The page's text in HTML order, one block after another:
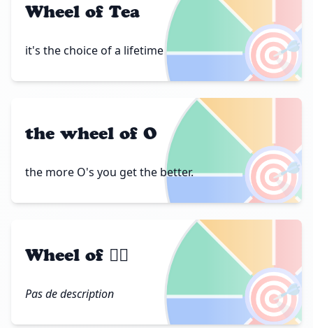
🎯
Wheel of Tea
it's the choice of a lifetime
🎯
the wheel of O
the more O's you get the better.
🎯
Wheel of ❤️‍🔥
Pas de description